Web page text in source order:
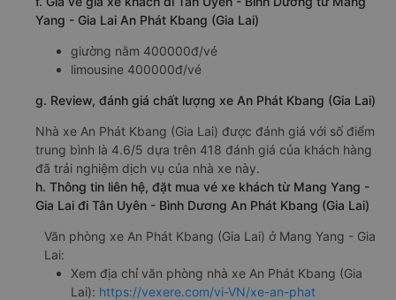
Yang - Gia Lai An Phát Kbang (Gia Lai)
giường nằm 400000đ/vé
limousine 400000đ/vé
g. Review, đánh giá chất lượng xe An Phát Kbang (Gia Lai)
Nhà xe An Phát Kbang (Gia Lai) được đánh giá với số điểm
trung bình là 4.6/5 dựa trên 418 đánh giá của khách hàng
đã trải nghiệm dịch vụ của nhà xe này.
h. Thông tin liên hệ, đặt mua vé xe khách từ Mang Yang -
Gia Lai đi Tân Uyên - Bình Dương An Phát Kbang (Gia Lai)
Văn phòng xe An Phát Kbang (Gia Lai) ở Mang Yang - Gia
Lai:
Xem địa chỉ văn phòng nhà xe An Phát Kbang (Gia
Lai): https://vexere.com/vi-VN/xe-an-phat